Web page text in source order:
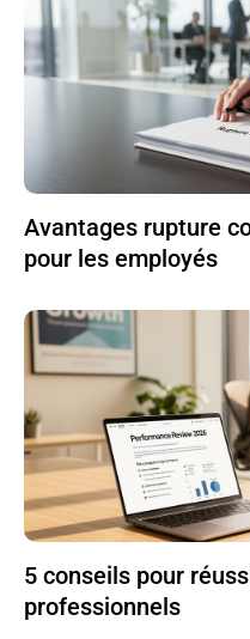
Avantages rupture
pour les employés
5 conseils pour
professionnels